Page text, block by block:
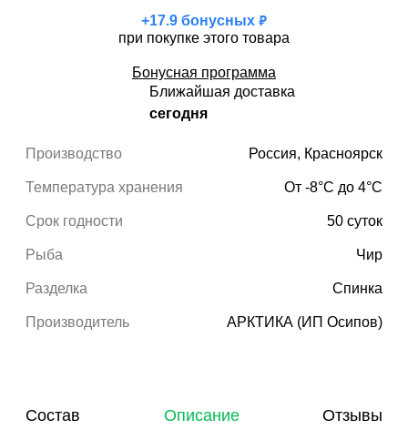
Производство Россия, Красноярск
Температура хранения От -8°С до 4°С
Срок годности 50 суток
Рыба Чир
Разделка Спинка
Производитель АРКТИКА (ИП Осипов)
+17.9 бонусных ₽
при покупке этого товара
Бонусная программа
Ближайшая доставка
сегодня
Состав Описание Отзывы